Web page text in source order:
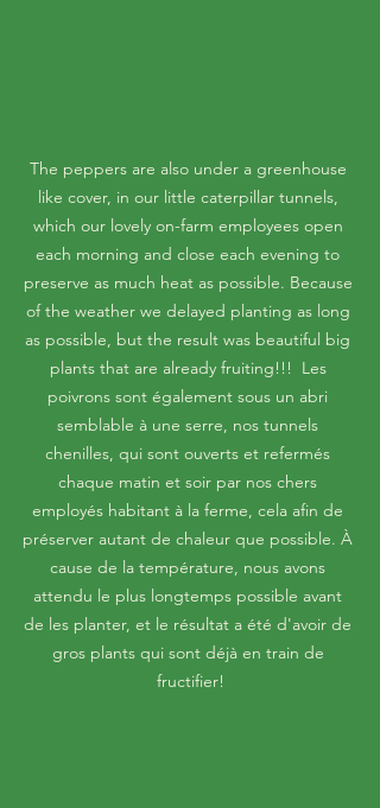
The peppers are also under a greenhouse
like cover, in our little caterpillar tunnels,
which our lovely on-farm employees open
each morning and close each evening to
preserve as much heat as possible. Because
of the weather we delayed planting as long
as possible, but the result was beautiful big
plants that are already fruiting!!!  Les
poivrons sont également sous un abri
semblable à une serre, nos tunnels
chenilles, qui sont ouverts et refermés
chaque matin et soir par nos chers
employés habitant à la ferme, cela afin de
préserver autant de chaleur que possible. À
cause de la température, nous avons
attendu le plus longtemps possible avant
de les planter, et le résultat a été d'avoir de
gros plants qui sont déjà en train de
fructifier!